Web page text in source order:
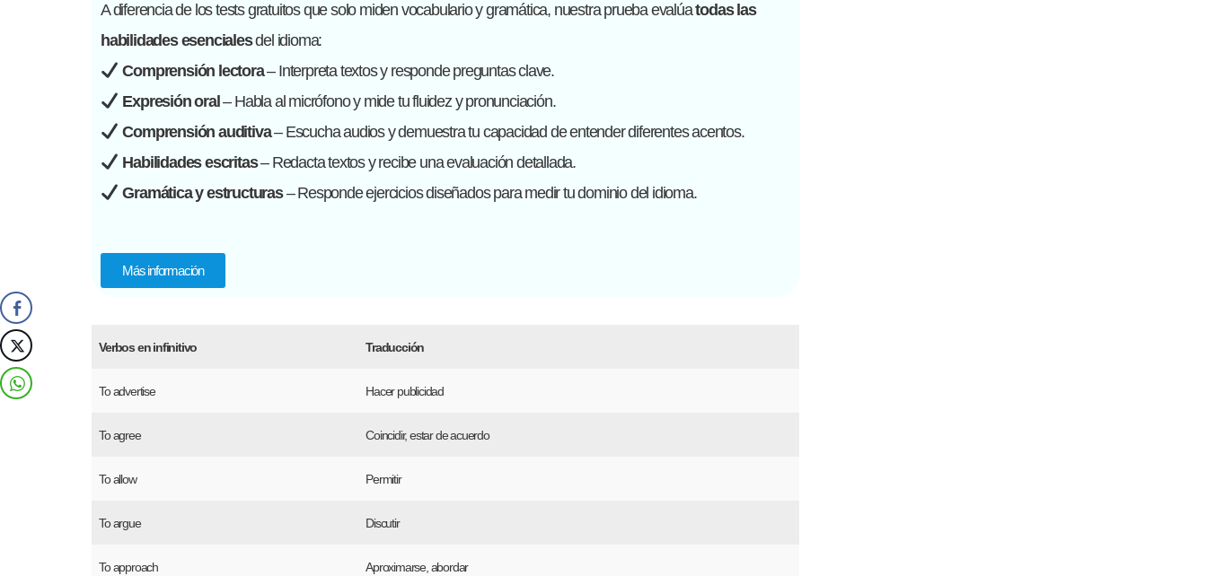
A diferencia de los tests gratuitos que solo miden vocabulario y gramática, nuestra prueba evalúatodas las
habilidades esencialesdel idioma:
Comprensión lectora– Interpreta textos y responde preguntas clave.
Expresión oral – Habla al micrófono y mide tu fluidez y pronunciación.
Comprensión auditiva– Escucha audios y demuestra tu capacidad de entender diferentes acentos.
Habilidades escritas– Redacta textos y recibe una evaluación detallada.
Gramática y estructuras– Responde ejercicios diseñados para medir tu dominio del idioma.
Más información
Verbos en infinitivo Traducción
To advertise Hacer publicidad
To agree Coincidir, estar de acuerdo
To allow Permitir
To argue Discutir
To approach Aproximarse, abordar